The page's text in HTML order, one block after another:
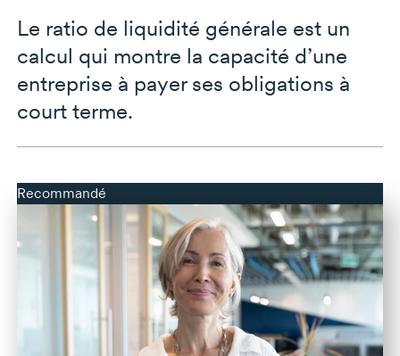
Le ratio de liquidité générale est un
calcul qui montre la capacité d’une
entreprise à payer ses obligations à
court terme.
Recommandé